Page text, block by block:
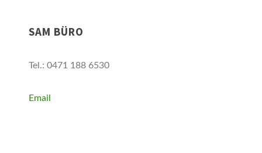
SAM BÜRO
Tel.: 0471 188 6530
Email